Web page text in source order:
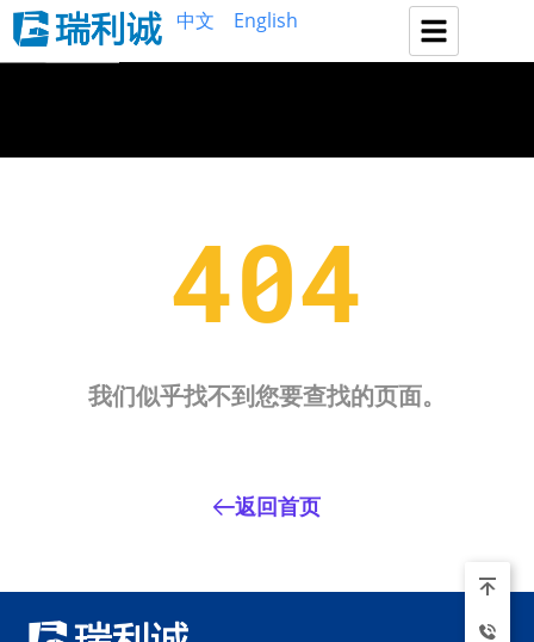
中文 English
404
我们似乎找不到您要查找的页面。
返回首页